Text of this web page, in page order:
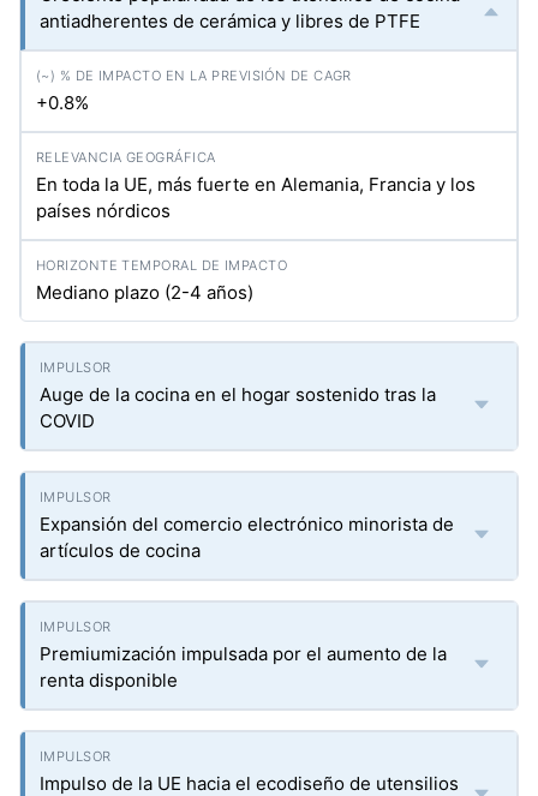
antiadherentes de cerámica y libres de PTFE
+0.8%
En toda la UE, más fuerte en Alemania, Francia y los
países nórdicos
Mediano plazo (2-4 años)
Auge de la cocina en el hogar sostenido tras la
COVID
Expansión del comercio electrónico minorista de
artículos de cocina
Premiumización impulsada por el aumento de la
renta disponible
Impulso de la UE hacia el ecodiseño de utensilios